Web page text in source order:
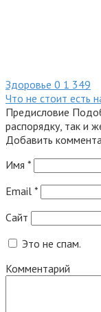
Здоровье 0 1 349
Что не стоит есть
Предисловие
распорядку, так и
Добавить
Имя *
Email *
Сайт
Это не спам.
Комментарий